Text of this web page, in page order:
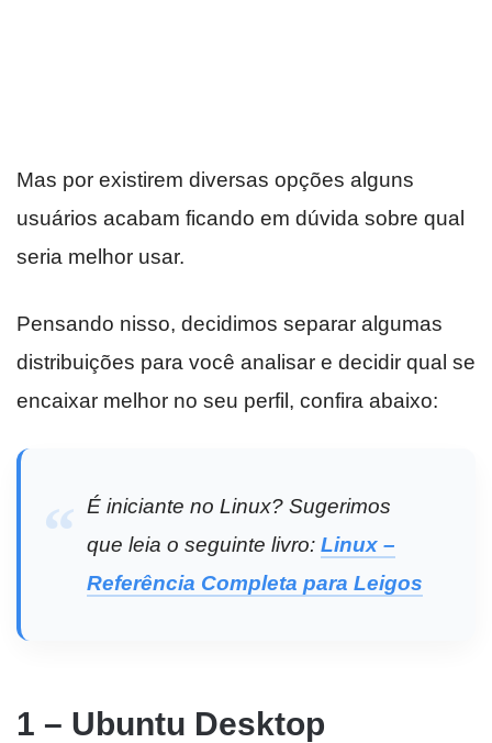
Mas por existirem diversas opções alguns
usuários acabam ficando em dúvida sobre qual
seria melhor usar.
Pensando nisso, decidimos separar algumas
distribuições para você analisar e decidir qual se
encaixar melhor no seu perfil, confira abaixo:
É iniciante no Linux? Sugerimos
que leia o seguinte livro: Linux –
Referência Completa para Leigos
1 – Ubuntu Desktop